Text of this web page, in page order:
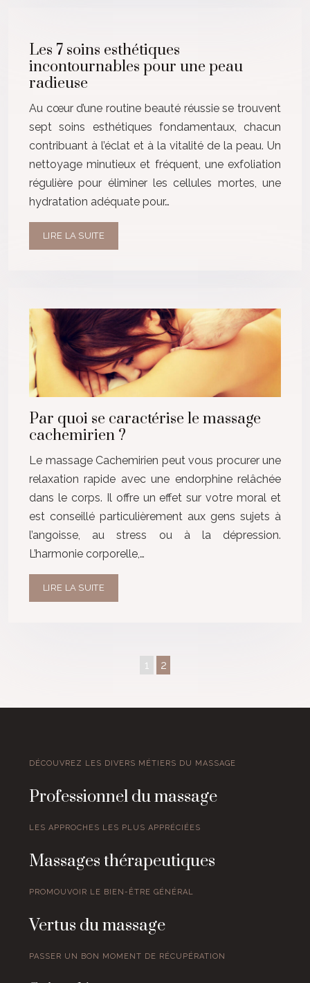
Les 7 soins esthétiques
incontournables pour une peau
radieuse
Au cœur d’une routine beauté réussie se trouvent
sept soins esthétiques fondamentaux, chacun
contribuant à l’éclat et à la vitalité de la peau. Un
nettoyage minutieux et fréquent, une exfoliation
régulière pour éliminer les cellules mortes, une
hydratation adéquate pour…
LIRE LA SUITE
Par quoi se caractérise le massage
cachemirien ?
Le massage Cachemirien peut vous procurer une
relaxation rapide avec une endorphine relâchée
dans le corps. Il offre un effet sur votre moral et
est conseillé particulièrement aux gens sujets à
l’angoisse, au stress ou à la dépression.
L’harmonie corporelle,…
LIRE LA SUITE
1 2
DÉCOUVREZ LES DIVERS MÉTIERS DU MASSAGE
Professionnel du massage
LES APPROCHES LES PLUS APPRÉCIÉES
Massages thérapeutiques
PROMOUVOIR LE BIEN-ÊTRE GÉNÉRAL
Vertus du massage
PASSER UN BON MOMENT DE RÉCUPÉRATION